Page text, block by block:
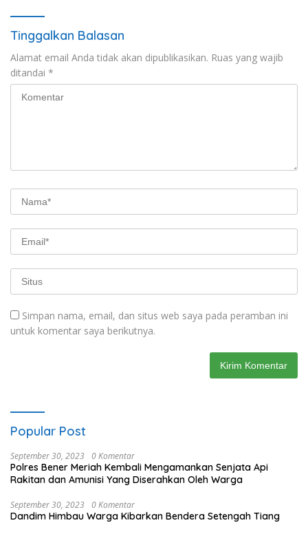
Tinggalkan Balasan
Alamat email Anda tidak akan dipublikasikan. Ruas yang wajib
ditandai *
Simpan nama, email, dan situs web saya pada peramban ini
untuk komentar saya berikutnya.
Popular Post
September 30, 2023 0 Komentar
Polres Bener Meriah Kembali Mengamankan Senjata Api
Rakitan dan Amunisi Yang Diserahkan Oleh Warga
September 30, 2023 0 Komentar
Dandim Himbau Warga Kibarkan Bendera Setengah Tiang